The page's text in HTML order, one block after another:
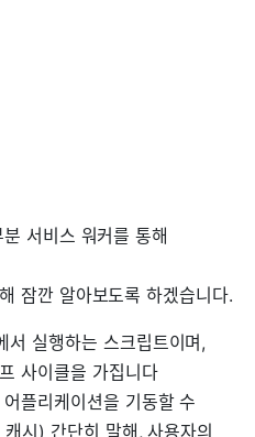
서비스 워커를 통해
잠깐 알아보도록 하겠습니다.
서 실행하는 스크립트이며,
사이클을 가집니다
플리케이션을 기동할 수
시) 간단히 말해, 사용자의